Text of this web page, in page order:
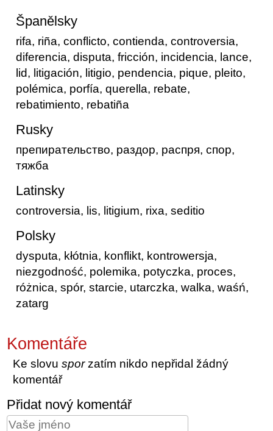
Španělsky
rifa, riña, conflicto, contienda, controversia,
diferencia, disputa, fricción, incidencia, lance,
lid, litigación, litigio, pendencia, pique, pleito,
polémica, porfía, querella, rebate,
rebatimiento, rebatiña
Rusky
препирательство, раздор, распря, спор,
тяжба
Latinsky
controversia, lis, litigium, rixa, seditio
Polsky
dysputa, kłótnia, konflikt, kontrowersja,
niezgodność, polemika, potyczka, proces,
różnica, spór, starcie, utarczka, walka, waśń,
zatarg
Komentáře
Ke slovusporzatím nikdo nepřidal žádný
komentář
Přidat nový komentář